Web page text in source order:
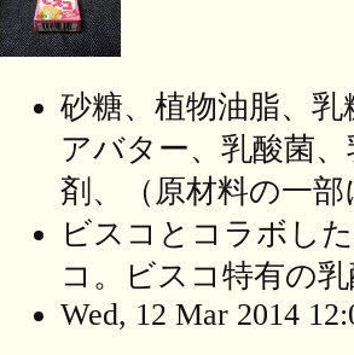
砂糖、植物油脂、
アバター、乳酸菌
剤、（原材料の一
ビスコとコラボし
コ。ビスコ特有の
Wed, 12 Mar 2014